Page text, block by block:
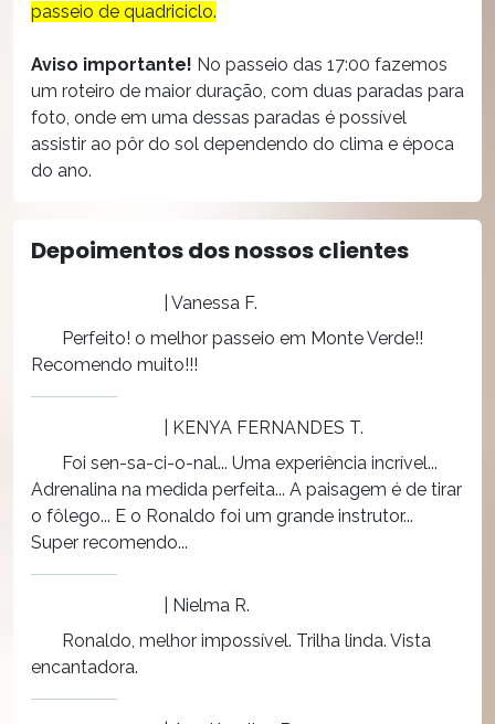
passeio de quadriciclo.
Aviso importante! No passeio das 17:00 fazemos
um roteiro de maior duração, com duas paradas para
foto, onde em uma dessas paradas é possível
assistir ao pôr do sol dependendo do clima e época
do ano.
Depoimentos dos nossos clientes
| Vanessa F.
Perfeito! o melhor passeio em Monte Verde!!
Recomendo muito!!!
| KENYA FERNANDES T.
Foi sen-sa-ci-o-nal... Uma experiência incrível...
Adrenalina na medida perfeita... A paisagem é de tirar
o fôlego... E o Ronaldo foi um grande instrutor...
Super recomendo...
| Nielma R.
Ronaldo, melhor impossível. Trilha linda. Vista
encantadora.